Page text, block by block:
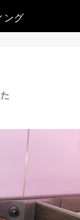
ング